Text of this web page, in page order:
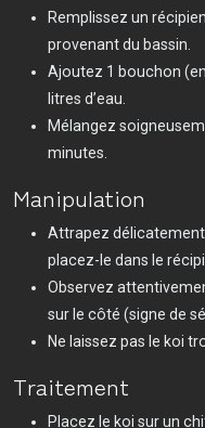
Remplissez un
provenant du bassin.
Ajoutez 1 bouchon
litres d’eau.
Mélangez
minutes.
Manipulation
Attrapez
placez-le dans le
Observez
sur le côté (signe de
Ne laissez pas le koi
Traitement
Placez le koi sur un